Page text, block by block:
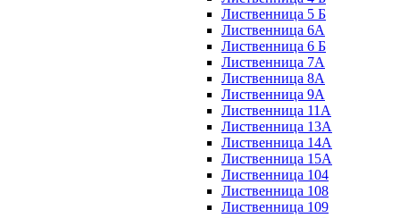
Лиственница 5 Б
Лиственница 6А
Лиственница 6 Б
Лиственница 7А
Лиственница 8А
Лиственница 9А
Лиственница 11А
Лиственница 13А
Лиственница 14А
Лиственница 15А
Лиственница 104
Лиственница 108
Лиственница 109